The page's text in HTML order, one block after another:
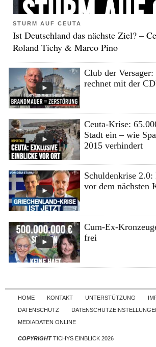
STURM AUF CEUTA
Ist Deutschland das nächste Ziel? –
Roland Tichy & Marco Pino
Club der Versager:
rechnet mit der
Ceuta-Krise:
Stadt ein – wie
2015 verhindert
Schuldenkrise
vor dem nächsten
Cum-Ex-
frei
Skip to
HOME KONTAKT UNTERSTÜTZUNG
DATENSCHUTZ
MEDIADATEN ONLINE
COPYRIGHTTICHYS EINBLICK 2026